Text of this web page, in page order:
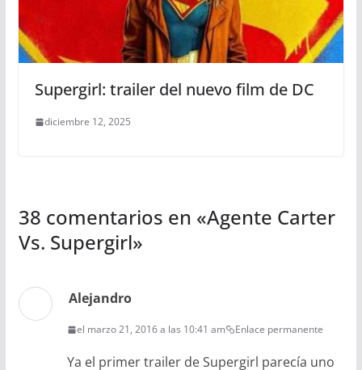
Supergirl: trailer del nuevo film de DC
diciembre 12, 2025
38 comentarios en «Agente Carter
Vs. Supergirl»
Alejandro
el marzo 21, 2016 a las 10:41 am Enlace permanente
Ya el primer trailer de Supergirl parecía uno